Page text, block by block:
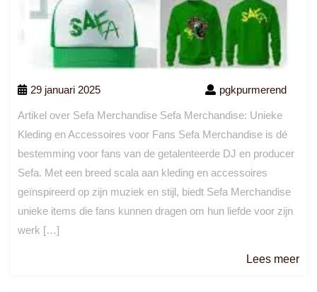
29 januari 2025 pgkpurmerend
Artikel over Sefa Merchandise Sefa Merchandise: Unieke
Kleding en Accessoires voor Fans Sefa Merchandise is dé
bestemming voor fans van de getalenteerde DJ en producer
Sefa. Met een breed scala aan kleding en accessoires
geïnspireerd op zijn muziek en stijl, biedt Sefa Merchandise
unieke items die fans kunnen dragen om hun liefde voor zijn
werk […]
Lees meer